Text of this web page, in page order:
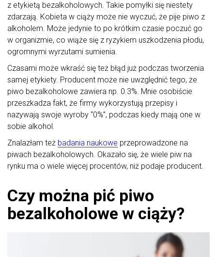
z etykietą bezalkoholowych. Takie pomyłki się niestety
zdarzają. Kobieta w ciąży może nie wyczuć, że pije piwo z
alkoholem. Może jedynie to po krótkim czasie poczuć go
w organizmie, co wiąże się z ryzykiem uszkodzenia płodu,
ogromnymi wyrzutami sumienia.
Czasami może wkraść się też błąd już podczas tworzenia
samej etykiety. Producent może nie uwzględnić tego, że
piwo bezalkoholowe zawiera np. 0.3%. Mnie osobiście
przeszkadza fakt, że firmy wykorzystują przepisy i
nazywają swoje wyroby “0%”, podczas kiedy mają one w
sobie alkohol.
Znalazłam też badania naukowe przeprowadzone na
piwach bezalkoholowych. Okazało się, że wiele piw na
rynku ma o wiele więcej procentów, niż podaje producent.
Czy można pić piwo
bezalkoholowe w ciąży?